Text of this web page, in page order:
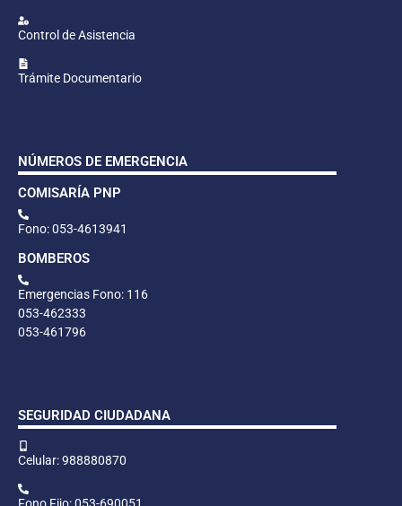
Control de Asistencia
Trámite Documentario
NÚMEROS DE EMERGENCIA
COMISARÍA PNP
Fono: 053-4613941
BOMBEROS
Emergencias Fono: 116
053-462333
053-461796
SEGURIDAD CIUDADANA
Celular: 988880870
Fono Fijo: 053-690051